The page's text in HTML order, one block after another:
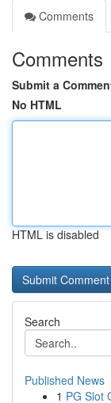
Comments
Comments
Submit a
No HTML
HTML is disabled
Search
Published News
1 PG Slot